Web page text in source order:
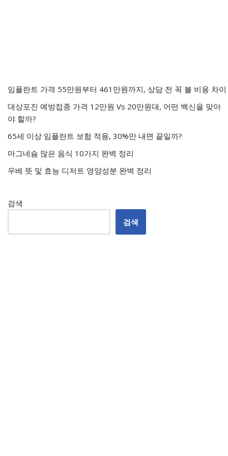
임플란트 가격 55만원부터 461만원까지, 상담 전 꼭 볼 비용 차이
대상포진 예방접종 가격 12만원 Vs 20만원대, 어떤 백신을 맞아
야 할까?
65세 이상 임플란트 보험 적용, 30%만 내면 끝일까?
마그네슘 많은 음식 10가지 완벽 정리
우베 뜻 및 효능 디저트 영양성분 완벽 정리
검색
검색